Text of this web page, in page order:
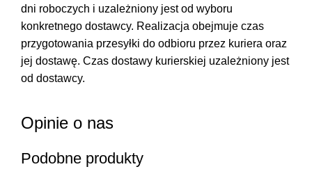
dni roboczych i uzależniony jest od wyboru
konkretnego dostawcy. Realizacja obejmuje czas
przygotowania przesyłki do odbioru przez kuriera oraz
jej dostawę. Czas dostawy kurierskiej uzależniony jest
od dostawcy.
Opinie o nas
Podobne produkty